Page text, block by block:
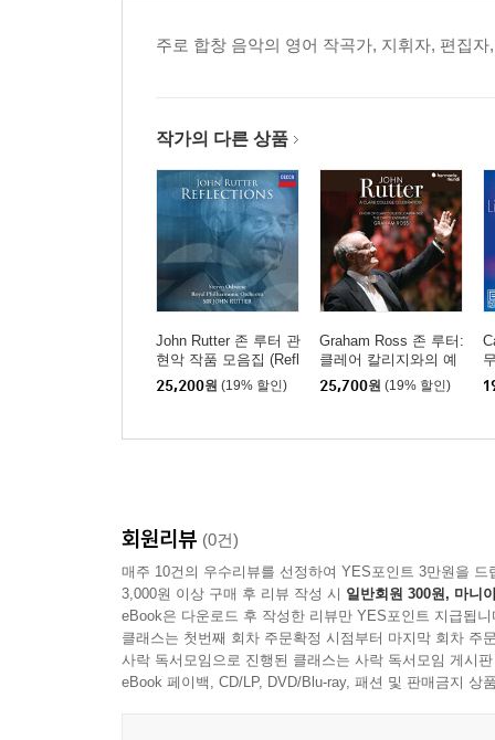
주로 합창 음악의 영어 작곡가, 지휘자, 편집
작가의 다른 상품
John Rutter 존 루터 관
현악 작품 모음집 (Refl
ection)
25,200원 (19% 할인)
Graham Ross 존 루터:
클레어 칼리지와의 예
술적 동행을 기념하며
(John Rutter: A Clare C
25,700원 (19% 할인)
회원리뷰 (0건)
매주 10건의 우수리뷰를 선정하여 YES포인트 3만원을 드
3,000원 이상 구매 후 리뷰 작성 시 일반회원 300원, 마니
eBook은 다운로드 후 작성한 리뷰만 YES포인트 지급됩니
클래스는 첫번째 회차 주문확정 시점부터 마지막 회차 주
사락 독서모임으로 진행된 클래스는 사락 독서모임 게시
eBook 페이백, CD/LP, DVD/Blu-ray, 패션 및 판매금지 상